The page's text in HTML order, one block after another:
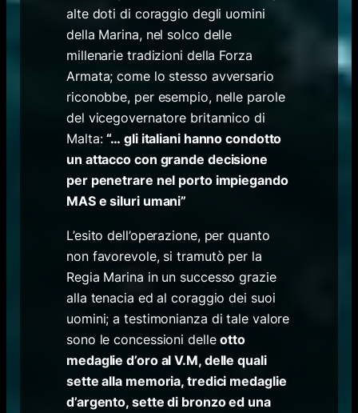
alte doti di coraggio degli uomini
della Marina, nel solco delle
millenarie tradizioni della Forza
Armata; come lo stesso avversario
riconobbe, per esempio, nelle parole
del vicegovernatore britannico di
Malta:“… gli italiani hanno condotto
un attacco con grande decisione
per penetrare nel porto impiegando
MAS e siluri umani”
L’esito dell’operazione, per quanto
non favorevole, si tramutò per la
Regia Marina in un successo grazie
alla tenacia ed al coraggio dei suoi
uomini; a testimonianza di tale valore
sono le concessioni delleotto
medaglie d’oro al V.M, delle quali
sette alla memoria, tredici medaglie
d’argento, sette di bronzo ed una